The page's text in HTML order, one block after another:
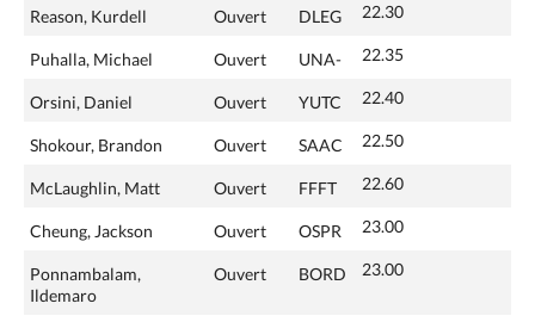
Reason, Kurdell Ouvert DLEG 22.30
Puhalla, Michael Ouvert UNA- 22.35
Orsini, Daniel Ouvert YUTC 22.40
Shokour, Brandon Ouvert SAAC 22.50
McLaughlin, Matt Ouvert FFFT 22.60
Cheung, Jackson Ouvert OSPR 23.00
Ponnambalam,
Ildemaro
Ouvert BORD 23.00